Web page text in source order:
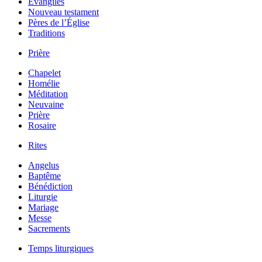
Nouveau testament
Pères de l’Église
Traditions
Prière
Chapelet
Homélie
Méditation
Neuvaine
Prière
Rosaire
Rites
Angelus
Baptême
Bénédiction
Liturgie
Mariage
Messe
Sacrements
Temps liturgiques